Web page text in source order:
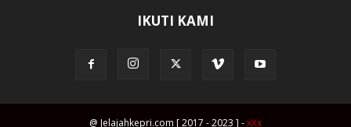
IKUTI KAMI
@ Jelajahkepri.com [ 2017 - 2023 ] -xXx